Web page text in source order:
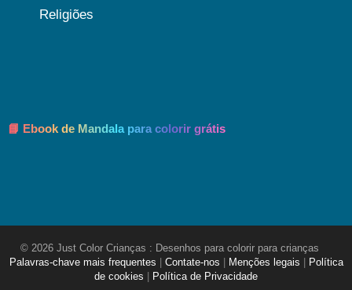
Religiões
📘 Ebook de Mandala para colorir grátis
© 2026 Just Color Crianças : Desenhos para colorir para crianças
Palavras-chave mais frequentes
Contate-nos Menções legais
Política
de cookies
Política de Privacidade